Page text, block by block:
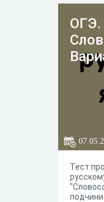
ОГЭ.
Тест